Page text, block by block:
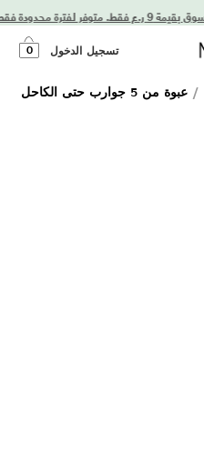
تسجيل الدخول 0
/
عبوة من 5 جوارب حتى الكاحل